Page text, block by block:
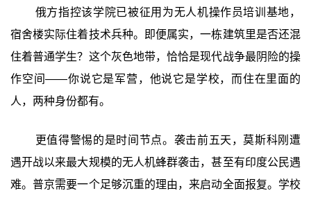
俄方指控该学院已被征用为无人机操作员培训基地，
宿舍楼实际住着技术兵种。即便属实，一栋建筑里是否还混
住着普通学生？这个灰色地带，恰恰是现代战争最阴险的操
作空间——你说它是军营，他说它是学校，而住在里面的
人，两种身份都有。
更值得警惕的是时间节点。袭击前五天，莫斯科刚遭
遇开战以来最大规模的无人机蜂群袭击，甚至有印度公民遇
难。普京需要一个足够沉重的理由，来启动全面报复。学校